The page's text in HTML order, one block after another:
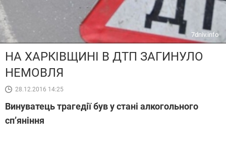
7dniv.info
НА ХАРКІВЩИНІ В ДТП ЗАГИНУЛО
НЕМОВЛЯ
28.12.2016 14:25
Винуватець трагедії був у стані алкогольного
сп’яніння